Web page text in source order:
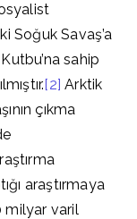
Soğuk Savaş’a
sahip
[2] Arktik
çıkma
araştırmaya
milyar varil